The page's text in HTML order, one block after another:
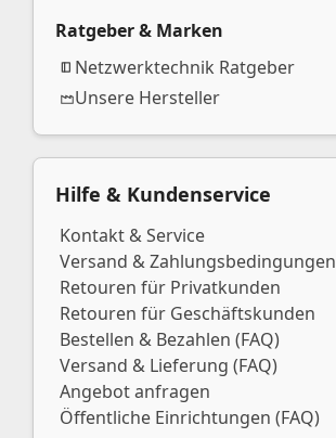
Ratgeber & Marken
Netzwerktechnik Ratgeber
Unsere Hersteller
Hilfe & Kundenservice
Kontakt & Service
Versand & Zahlungsbedingungen
Retouren für Privatkunden
Retouren für Geschäftskunden
Bestellen & Bezahlen (FAQ)
Versand & Lieferung (FAQ)
Angebot anfragen
Öffentliche Einrichtungen (FAQ)